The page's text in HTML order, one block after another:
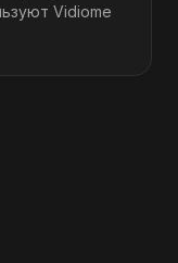
Vidiome